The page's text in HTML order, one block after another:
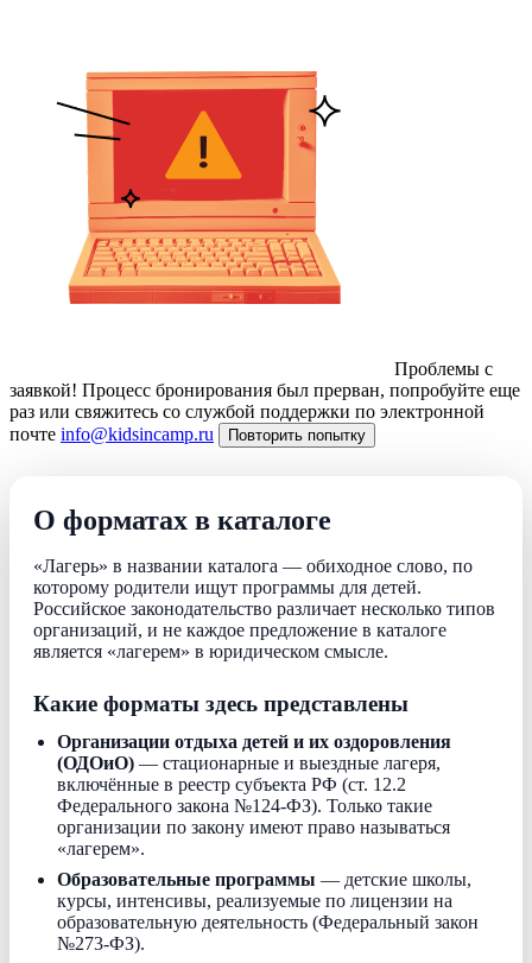
Проблемы с
заявкой! Процесс бронирования был прерван, попробуйте еще
раз или свяжитесь со службой поддержки по электронной
почте info@kidsincamp.ru Повторить попытку
О форматах в каталоге
«Лагерь» в названии каталога — обиходное слово, по
которому родители ищут программы для детей.
Российское законодательство различает несколько типов
организаций, и не каждое предложение в каталоге
является «лагерем» в юридическом смысле.
Какие форматы здесь представлены
Организации отдыха детей и их оздоровления
(ОДОиО) — стационарные и выездные лагеря,
включённые в реестр субъекта РФ (ст. 12.2
Федерального закона №124-ФЗ). Только такие
организации по закону имеют право называться
«лагерем».
Образовательные программы — детские школы,
курсы, интенсивы, реализуемые по лицензии на
образовательную деятельность (Федеральный закон
№273-ФЗ).